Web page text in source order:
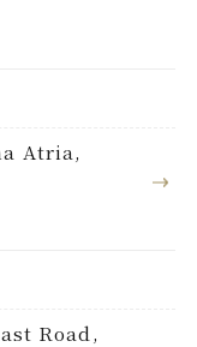
Atria,
Road,